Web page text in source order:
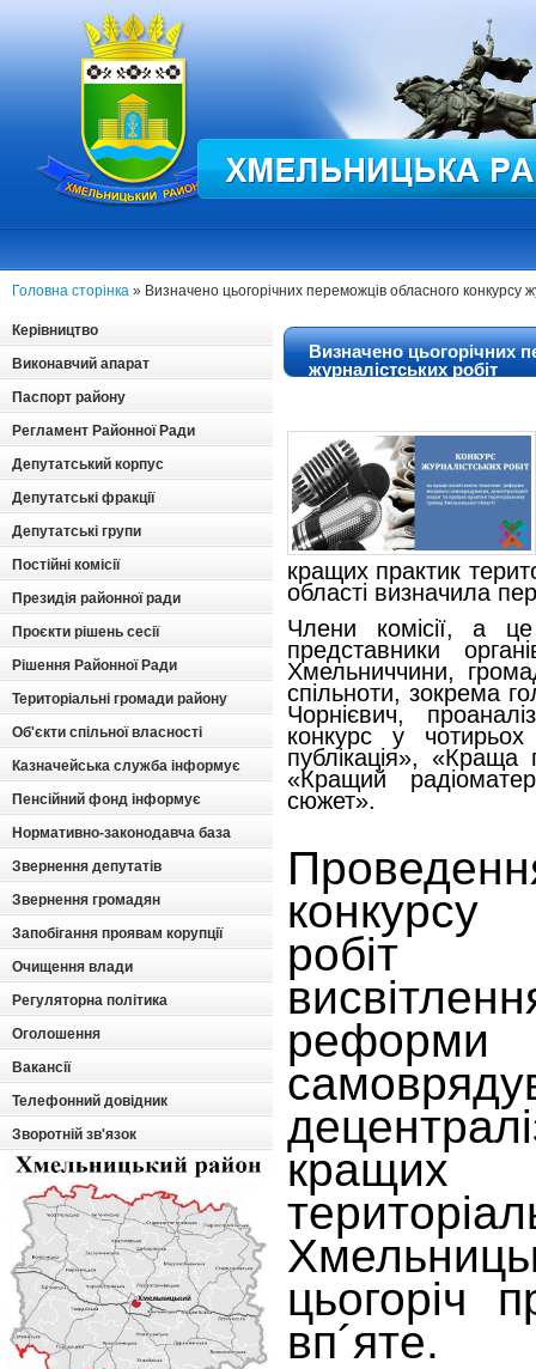
Головна сторінка » Визначено цьогорічних переможців обласного конкурсу
Керівництво
Виконавчий апарат
Паспорт району
Регламент Районної Ради
Депутатський корпус
Депутатські фракції
Депутатські групи
Постійні комісії
Президія районної ради
Проєкти рішень сесії
Рішення Районної Ради
Територіальні громади району
Об'єкти спільної власності
Казначейська служба інформує
Пенсійний фонд інформує
Нормативно-законодавча база
Звернення депутатів
Звернення громадян
Запобігання проявам корупції
Очищення влади
Регуляторна політика
Оголошення
Вакансії
Телефонний довідник
Зворотній зв'язок
Визначено цьогорічних
журналістських робіт
кращих практик
області визначила
Члени комісії, а
представники
Хмельниччини,
спільноти, зокрема
Чорнієвич,
конкурс у
публікація», «Краща
«Кращий
сюжет».
конкурсу
робіт
цьогоріч
вп´яте.